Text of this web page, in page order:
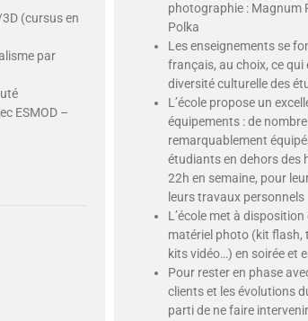
(cursus en
par
ESMOD –
photographie : Magnum
Polka
Les enseignements se
français, au choix, ce qui
diversité culturelle des
L’école propose un
équipements : de
remarquablement
étudiants en dehors des
22h en semaine, pour
leurs travaux personnels
L’école met à
matériel photo (kit flash,
kits vidéo…) en soirée et
Pour rester en phase
clients et les évolutions
parti de ne faire